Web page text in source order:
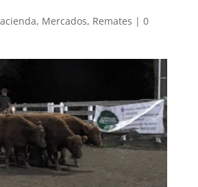
, Mercados, Remates | 0